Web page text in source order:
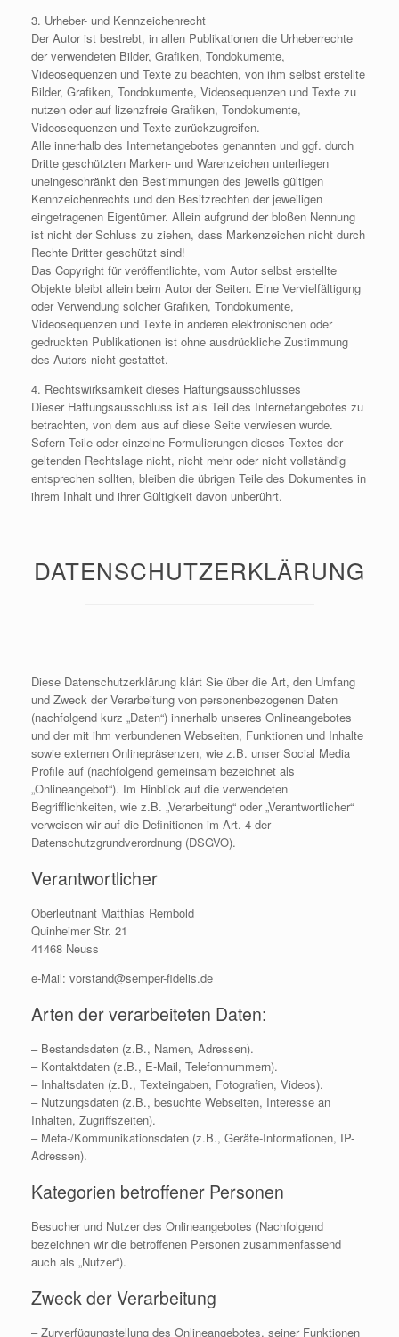
3. Urheber- und Kennzeichenrecht
Der Autor ist bestrebt, in allen Publikationen die Urheberrechte
der verwendeten Bilder, Grafiken, Tondokumente,
Videosequenzen und Texte zu beachten, von ihm selbst erstellte
Bilder, Grafiken, Tondokumente, Videosequenzen und Texte zu
nutzen oder auf lizenzfreie Grafiken, Tondokumente,
Videosequenzen und Texte zurückzugreifen.
Alle innerhalb des Internetangebotes genannten und ggf. durch
Dritte geschützten Marken- und Warenzeichen unterliegen
uneingeschränkt den Bestimmungen des jeweils gültigen
Kennzeichenrechts und den Besitzrechten der jeweiligen
eingetragenen Eigentümer. Allein aufgrund der bloßen Nennung
ist nicht der Schluss zu ziehen, dass Markenzeichen nicht durch
Rechte Dritter geschützt sind!
Das Copyright für veröffentlichte, vom Autor selbst erstellte
Objekte bleibt allein beim Autor der Seiten. Eine Vervielfältigung
oder Verwendung solcher Grafiken, Tondokumente,
Videosequenzen und Texte in anderen elektronischen oder
gedruckten Publikationen ist ohne ausdrückliche Zustimmung
des Autors nicht gestattet.
4. Rechtswirksamkeit dieses Haftungsausschlusses
Dieser Haftungsausschluss ist als Teil des Internetangebotes zu
betrachten, von dem aus auf diese Seite verwiesen wurde.
Sofern Teile oder einzelne Formulierungen dieses Textes der
geltenden Rechtslage nicht, nicht mehr oder nicht vollständig
entsprechen sollten, bleiben die übrigen Teile des Dokumentes in
ihrem Inhalt und ihrer Gültigkeit davon unberührt.
DATENSCHUTZERKLÄRUNG
Diese Datenschutzerklärung klärt Sie über die Art, den Umfang
und Zweck der Verarbeitung von personenbezogenen Daten
(nachfolgend kurz „Daten“) innerhalb unseres Onlineangebotes
und der mit ihm verbundenen Webseiten, Funktionen und Inhalte
sowie externen Onlinepräsenzen, wie z.B. unser Social Media
Profile auf (nachfolgend gemeinsam bezeichnet als
„Onlineangebot“). Im Hinblick auf die verwendeten
Begrifflichkeiten, wie z.B. „Verarbeitung“ oder „Verantwortlicher“
verweisen wir auf die Definitionen im Art. 4 der
Datenschutzgrundverordnung (DSGVO).
Verantwortlicher
Oberleutnant Matthias Rembold
Quinheimer Str. 21
41468 Neuss
e-Mail: vorstand@semper-fidelis.de
Arten der verarbeiteten Daten:
– Bestandsdaten (z.B., Namen, Adressen).
– Kontaktdaten (z.B., E-Mail, Telefonnummern).
– Inhaltsdaten (z.B., Texteingaben, Fotografien, Videos).
– Nutzungsdaten (z.B., besuchte Webseiten, Interesse an
Inhalten, Zugriffszeiten).
– Meta-/Kommunikationsdaten (z.B., Geräte-Informationen, IP-
Adressen).
Kategorien betroffener Personen
Besucher und Nutzer des Onlineangebotes (Nachfolgend
bezeichnen wir die betroffenen Personen zusammenfassend
auch als „Nutzer“).
Zweck der Verarbeitung
– Zurverfügungstellung des Onlineangebotes, seiner Funktionen